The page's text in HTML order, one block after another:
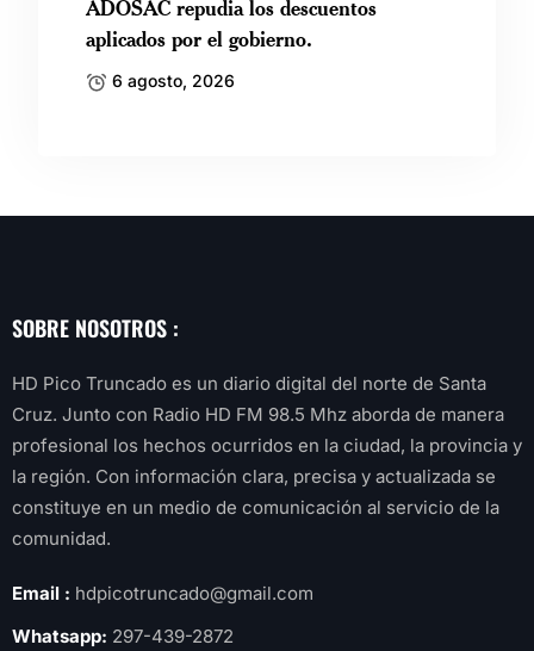
ADOSAC repudia los descuentos
aplicados por el gobierno.
6 agosto, 2026
SOBRE NOSOTROS :
HD Pico Truncado es un diario digital del norte de Santa
Cruz. Junto con Radio HD FM 98.5 Mhz aborda de manera
profesional los hechos ocurridos en la ciudad, la provincia y
la región. Con información clara, precisa y actualizada se
constituye en un medio de comunicación al servicio de la
comunidad.
Email : hdpicotruncado@gmail.com
Whatsapp: 297-439-2872